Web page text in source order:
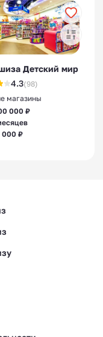
Детский мир
4.3(98)
магазины
000 ₽
000 ₽